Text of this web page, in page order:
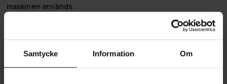
Samtycke Information Om
maskinen används.
Den robusta vedklyvaren hugger ved till mindre ved
på Fornorth